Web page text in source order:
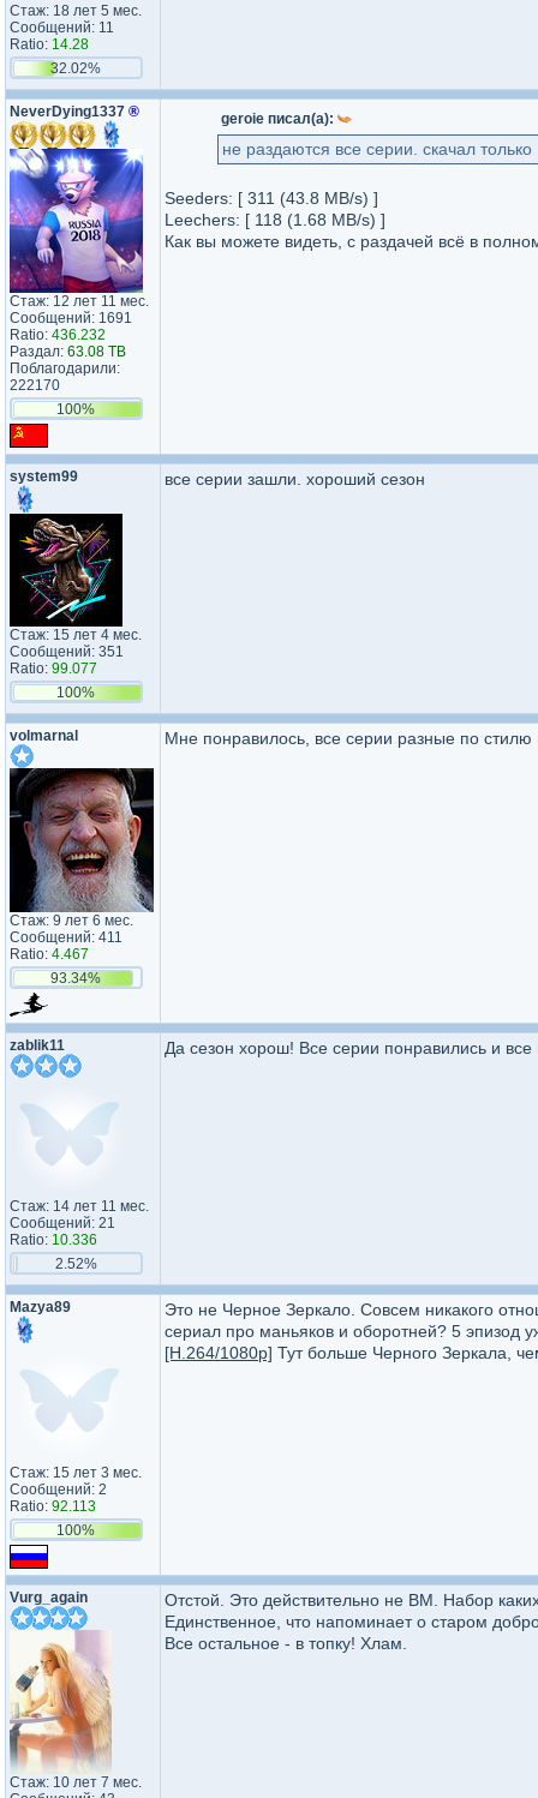
Стаж: 18 лет 5 мес.
Сообщений: 11
Ratio: 14.28
32.02%
NeverDying1337 ®
Стаж: 12 лет 11 мес.
Сообщений: 1691
Ratio: 436.232
Раздал: 63.08 TB
Поблагодарили:
222170
100%
geroie писал(а):
не раздаются все серии. скачал
Seeders: [ 311 (43.8 MB/s) ]
Leechers: [ 118 (1.68 MB/s) ]
Как вы можете видеть, с раздачей всё в
system99
Стаж: 15 лет 4 мес.
Сообщений: 351
Ratio: 99.077
100%
все серии зашли. хороший сезон
volmarnal
Стаж: 9 лет 6 мес.
Сообщений: 411
Ratio: 4.467
93.34%
Мне понравилось, все серии разные по
zablik11
Стаж: 14 лет 11 мес.
Сообщений: 21
Ratio: 10.336
2.52%
Да сезон хорош! Все серии понравились и
Mazya89
Стаж: 15 лет 3 мес.
Сообщений: 2
Ratio: 92.113
100%
Это не Черное Зеркало. Совсем никакого
сериал про маньяков и оборотней? 5 эпизод
[H.264/1080p] Тут больше Черного Зеркала,
Vurg_again
Стаж: 10 лет 7 мес.
Отстой. Это действительно не BM. Набор
Единственное, что напоминает о старом
Все остальное - в топку! Хлам.